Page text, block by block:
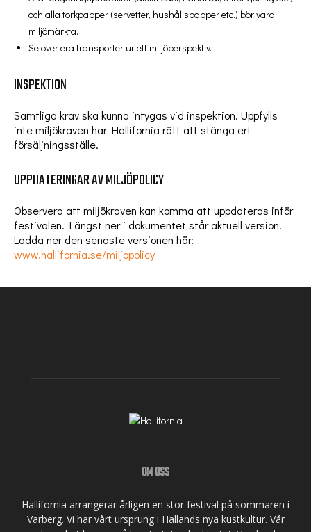
och alla torkpapper (servetter, hushållspapper etc.) bör vara
miljömärkta.
Se över era transporter ur ett miljöperspektiv.
INSPEKTION
Samtliga krav ska kunna intygas vid inspektion. Uppfylls
inte miljökraven har Hallifornia rätt att stänga ert
försäljningsställe.
UPPDATERINGAR AV MILJÖPOLICY
Observera att miljökraven kan komma att uppdateras inför
festivalen. Längst ner i dokumentet står aktuell version.
Ladda ner den senaste versionen här:
www.hallifornia.se/miljopolicy
OM OSS
Hallifornia arrangerar årligen en stor festival på sommaren i
Varberg. Vi har vårt ursprung i Hallands nya kustkultur. Vår